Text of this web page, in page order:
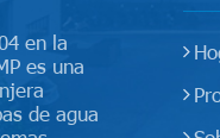
en la
es una
de agua